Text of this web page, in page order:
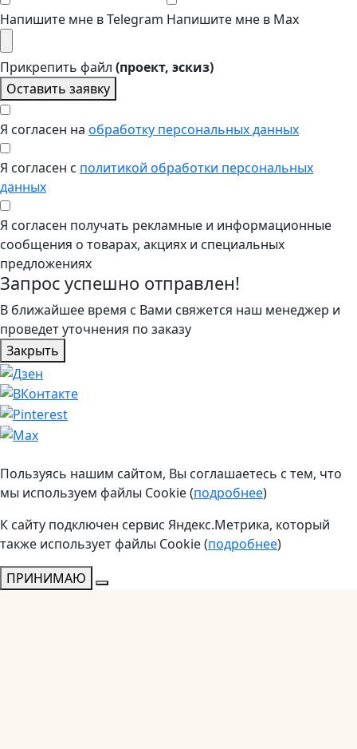
Напишите мне в Telegram Напишите мне в Max
Прикрепить файл (проект, эскиз)
Оставить заявку
Я согласен на обработку персональных данных
Я согласен с политикой обработки персональных
данных
Я согласен получать рекламные и информационные
сообщения о товарах, акциях и специальных
предложениях
Запрос успешно отправлен!
В ближайшее время с Вами свяжется наш менеджер и
проведет уточнения по заказу
Закрыть
Пользуясь нашим сайтом, Вы соглашаетесь с тем, что
мы используем файлы Cookie (подробнее)
К сайту подключен сервис Яндекс.Метрика, который
также использует файлы Cookie (подробнее)
ПРИНИМАЮ